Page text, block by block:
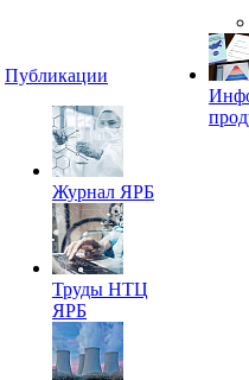
Публикации
Журнал ЯРБ
Труды НТЦ
ЯРБ